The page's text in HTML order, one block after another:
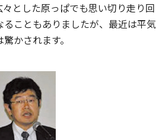
とした原っぱでも思い切り走り回
こともありましたが、最近は平気
かされます。